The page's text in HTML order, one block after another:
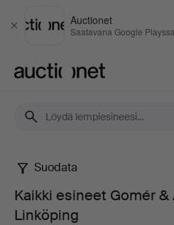
Sulje
Auctionet
Saatavana Google Playssa
Kaikki
esineet
Suodata
Kaikki esineet Gomér
Linköping